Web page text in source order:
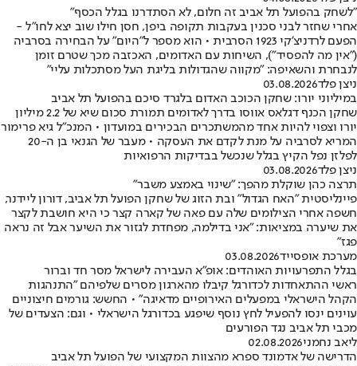
"לשחק בהפועל תל אביב זה חלום, לא הסתדרנו בגלל הכסף"
אחרי שחזר לבני סכנין בעקבות תקופה ביפן, חסן חילו שוב יצא לחו"ל -
הפעם לרדניצ'קי 1923 הסרבית • הוא מספר ל"היום" על הבחירה בסרביה
("אין מה להפסיד"), השיחות עם האדומים, האכזבה מכך שטרם זומן
לנבחרת והשאיפה: "מקווה שהגדולות בליגת העל מסתכלות עליי"
ניצן פלד03.08.2026
במיליוני יורו: שחקן הכוכב האדום בלגרד סיכם בהפועל תל אביב
שחקן הכנף דגלאס אווסו בדרך לאדומים תמורת סכום שיא של 2.2 מיליון
יורו וצפוי להיות אחד מהמשתכרים הבכירים במועדון • המנכ"ל גיא פרימור
המריא לסרביה על מנת לקדם את העסקה • מעבר של הגנאי בן ה-20
לפלזן נפל הקיץ בגלל שנכשל בבדיקות הרפואיות
ניצן פלד03.08.2026
תרצה כהן שוקלת מהפך: "שינוי באמצע משבר"
פיינליסטית "האח הגדול" ובת הזוג של שחקן הפועל תל אביב, דורון ליידנר,
חשפה אחרי הצילומים שלה עם פאה של קארה קצר כי היא חושבת לקצר
את שיערה במציאות: "אני בדילמה, מפחדת לגזור את השיער אבל זה נראה
פגז"
מערכת אופסייד03.08.2026
בגלל התפרעויות האוהדים: אופ"א העבירה לישראל מסר חד וברור
ראשי ההתאחדות לכדורגל קיבלו מהארגון מסרים שלפיהם "התנהגות
הקהל הישראלי במפעלים האירופיים מדאיגה" • החשש: גורמים חיצוניים
עוינים ינסו להפעיל לחץ נוסף שיפגע בכדורגל הישראלי • וגם: הצעדים של
מכבי תל אביב נגד הפורעים
ליאב נחמני02.08.2026
הדרישה של אדמונד ספרא מהצוות המקצועי של הפועל תל אביב